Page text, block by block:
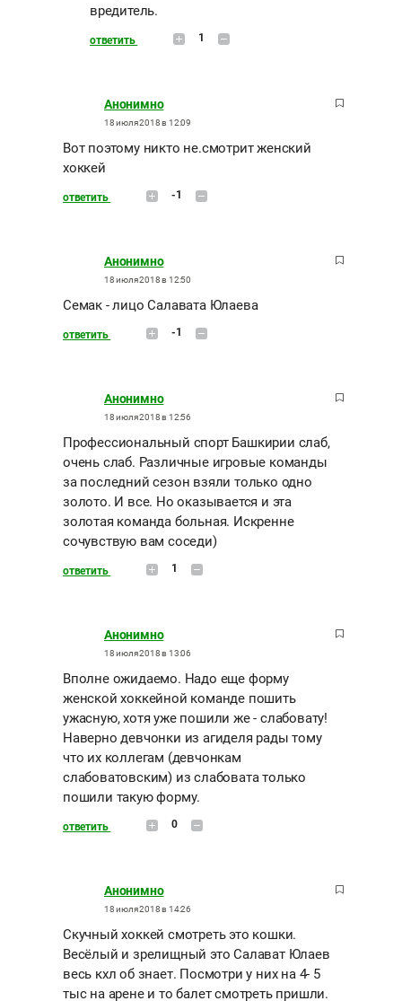
вредитель.
ответить 1
Анонимно
18 июля 2018 в 12:09
Вот поэтому никто не.смотрит женский
хоккей
ответить -1
Анонимно
18 июля 2018 в 12:50
Семак - лицо Салавата Юлаева
ответить -1
Анонимно
18 июля 2018 в 12:56
Профессиональный спорт Башкирии слаб,
очень слаб. Различные игровые команды
за последний сезон взяли только одно
золото. И все. Но оказывается и эта
золотая команда больная. Искренне
сочувствую вам соседи)
ответить 1
Анонимно
18 июля 2018 в 13:06
Вполне ожидаемо. Надо еще форму
женской хоккейной команде пошить
ужасную, хотя уже пошили же - слабовату!
Наверно девчонки из агиделя рады тому
что их коллегам (девчонкам
слабоватовским) из слабовата только
пошили такую форму.
ответить 0
Анонимно
18 июля 2018 в 14:26
Скучный хоккей смотреть это кошки.
Весёлый и зрелищный это Салават Юлаев
весь кхл об знает. Посмотри у них на 4- 5
тыс на арене и то балет смотреть пришли.